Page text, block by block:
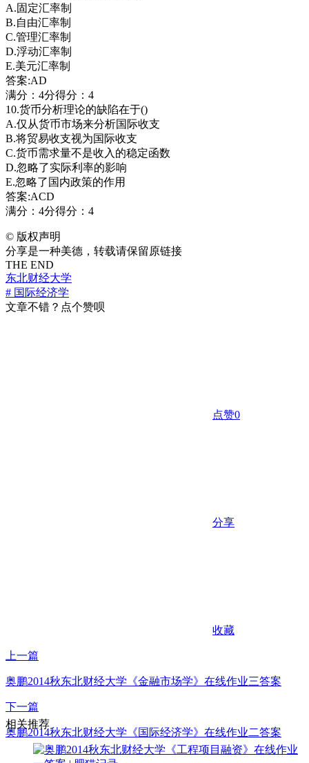
A.固定汇率制
B.自由汇率制
C.管理汇率制
D.浮动汇率制
E.美元汇率制
答案:AD
满分：4分得分：4
10.货币分析理论的缺陷在于()
A.仅从货币市场来分析国际收支
B.将贸易收支视为国际收支
C.货币需求量不是收入的稳定函数
D.忽略了实际利率的影响
E.忽略了国内政策的作用
答案:ACD
满分：4分得分：4
© 版权声明
分享是一种美德，转载请保留原链接
THE END
东北财经大学
# 国际经济学
文章不错？点个赞呗
点赞0
分享
收藏
上一篇
奥鹏2014秋东北财经大学《金融市场学》在线作业三答案
下一篇
奥鹏2014秋东北财经大学《国际经济学》在线作业二答案
相关推荐